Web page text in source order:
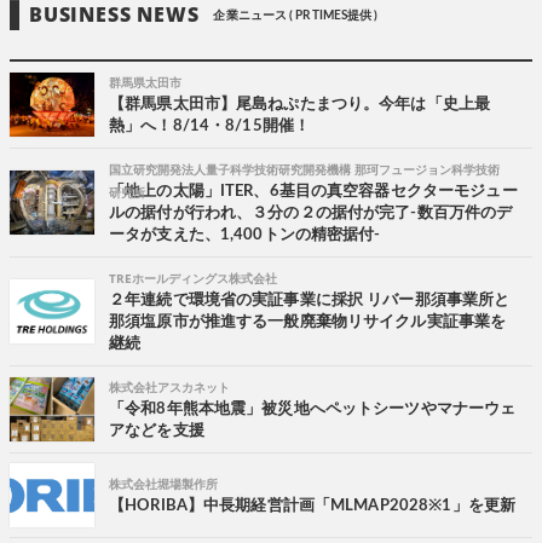
BUSINESS NEWS 企業ニュース ( PR TIMES提供 )
群馬県太田市
【群馬県太田市】尾島ねぷたまつり。今年は「史上最
熱」へ！8/14・8/15開催！
国立研究開発法人量子科学技術研究開発機構 那珂フュージョン科学技術
研究所
「地上の太陽」ITER、6基目の真空容器セクターモジュー
ルの据付が行われ、３分の２の据付が完了-数百万件のデ
ータが支えた、1,400トンの精密据付-
TREホールディングス株式会社
２年連続で環境省の実証事業に採択 リバー那須事業所と
那須塩原市が推進する一般廃棄物リサイクル実証事業を
継続
株式会社アスカネット
「令和8年熊本地震」被災地へペットシーツやマナーウェ
アなどを支援
株式会社堀場製作所
【HORIBA】中長期経営計画「MLMAP2028※1」を更新